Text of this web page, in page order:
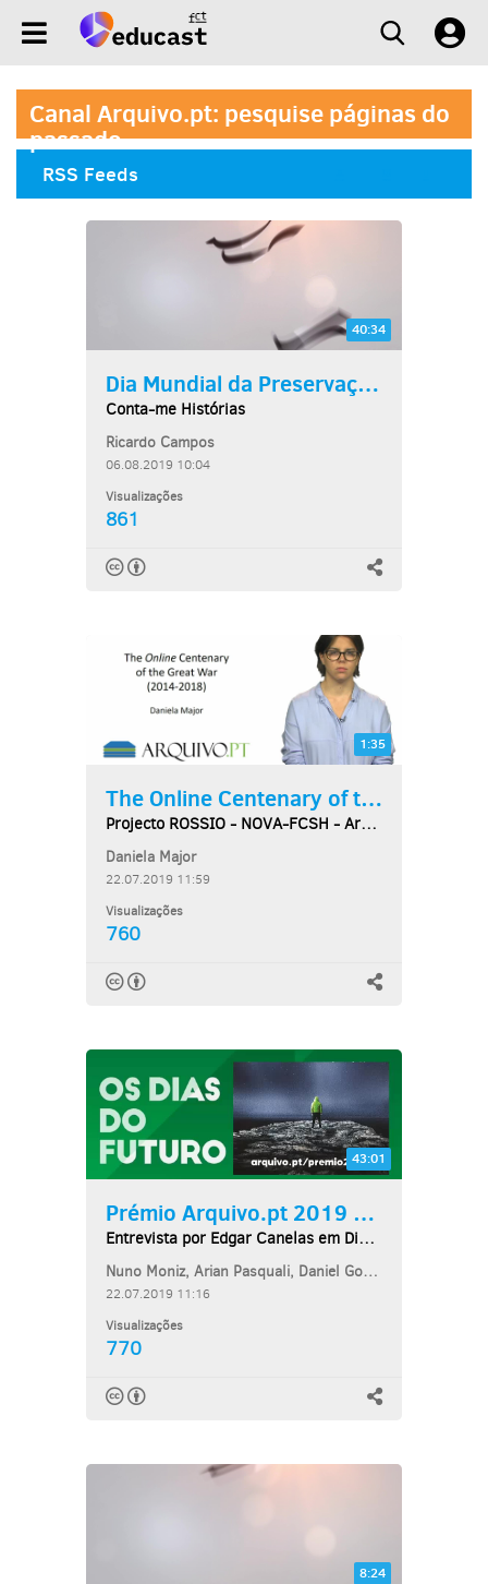
Canal Arquivo.pt: pesquise páginas do
passado
RSS Feeds
40:34
Dia Mundial da Preservação...
Conta-me Histórias
Ricardo Campos
06.08.2019 10:04
Visualizações
861
1:35
The Online Centenary of the...
Projecto ROSSIO - NOVA-FCSH - Arquivo.pt
Daniela Major
22.07.2019 11:59
Visualizações
760
43:01
Prémio Arquivo.pt 2019 na...
Entrevista por Edgar Canelas em Dias do Futuro
Nuno Moniz, Arian Pasquali, Daniel Gomes
22.07.2019 11:16
Visualizações
770
8:24